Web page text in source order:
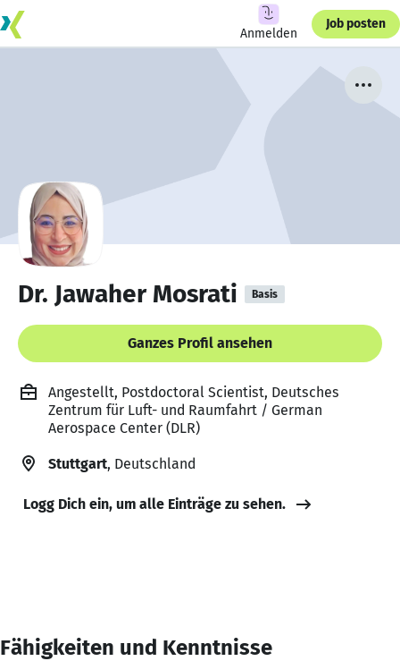
Anmelden
Job posten
Dr. Jawaher Mosrati Basis
Ganzes Profil ansehen
Angestellt, Postdoctoral Scientist, Deutsches
Zentrum für Luft- und Raumfahrt / German
Aerospace Center (DLR)
Stuttgart, Deutschland
Logg Dich ein, um alle Einträge zu sehen.
Fähigkeiten und Kenntnisse